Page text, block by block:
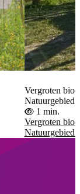
Vergroten
Natuurgebied
1 min.
Vergroten
Natuurgebied